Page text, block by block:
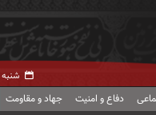
شنبه ۱۷ مرداد
دفاع و امنیت جهاد و مقاومت